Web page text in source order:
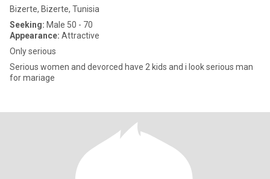
Bizerte, Bizerte, Tunisia
Seeking: Male 50 - 70
Appearance: Attractive
Only serious
Serious women and devorced have 2 kids and i look serious man
for mariage